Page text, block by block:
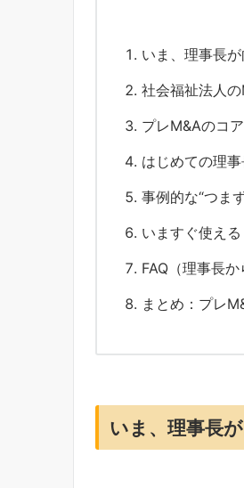
いま、理事長が
社会福祉法人
プレM&Aのコ
はじめての理
事例的な“つま
いますぐ使え
FAQ（理事長か
まとめ：プレ
いま、理事長